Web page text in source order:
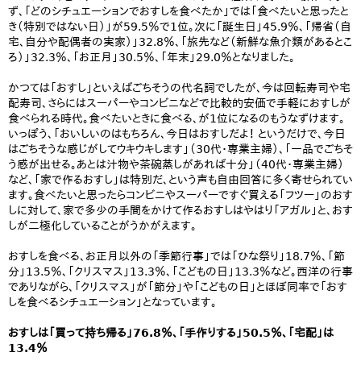
ず、「どのシチュエーションでおすしを食べたか」では「食べたいと思ったと
き（特別ではない日）」が59.5％で1位。次に「誕生日」45.9％、「帰省（自
宅、自分や配偶者の実家）」32.8％、「旅先など（新鮮な魚介類があるとこ
ろ）」32.3％、「お正月」30.5％、「年末」29.0％となりました。
かつては「おすし」といえばごちそうの代名詞でしたが、今は回転寿司や宅
配寿司、さらにはスーパーやコンビニなどで比較的安価で手軽におすしが
食べられる時代。食べたいときに食べる、が1位になるのもうなずけます。
いっぽう、「おいしいのはもちろん、今日はおすしだよ！ というだけで、今日
はごちそうな感じがしてウキウキします」（30代・専業主婦）、「一品でごちそ
う感が出せる。あとは汁物や茶碗蒸しがあれば十分」（40代・専業主婦）
など、「家で作るおすし」は特別だ、という声も自由回答に多く寄せられてい
ます。食べたいと思ったらコンビニやスーパーですぐ買える「フツー」のおす
しに対して、家で多少の手間をかけて作るおすしはやはり「アガル」と、おす
しが二極化していることがうかがえます。
おすしを食べる、お正月以外の「季節行事」では「ひな祭り」18.7％、「節
分」13.5％、「クリスマス」13.3％、「こどもの日」13.3％など。西洋の行事
でありながら、「クリスマス」が「節分」や「こどもの日」とほぼ同率で「おす
しを食べるシチュエーション」となっています。
おすしは「買って持ち帰る」76.8％、「手作りする」50.5％、「宅配」は
13.4％